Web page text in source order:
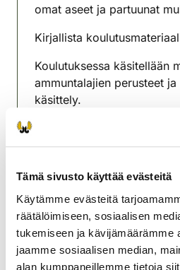
Tämä sivusto käyttää evästeitä
Käytämme evästeitä
räätälöimiseen, sosiaalisen
tukemiseen ja kävijämäärämme
jaamme sosiaalisen median,
alan kumppaneillemme tietoja
omat aseet ja partuunat
Kirjallista
Koulutuksessa käsitellään
ammuntalajien perusteet
käsittely.
Metsästäjät ry:n
osoittaa kirjallisen
tarjoaa ampumaradan em.
koulutustapahtumaan.